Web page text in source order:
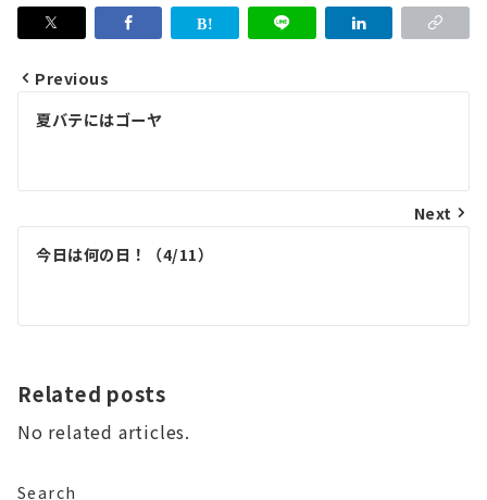
Post
Previous
夏バテにはゴーヤ
Next
今日は何の日！（4/11）
Related posts
No related articles.
Search